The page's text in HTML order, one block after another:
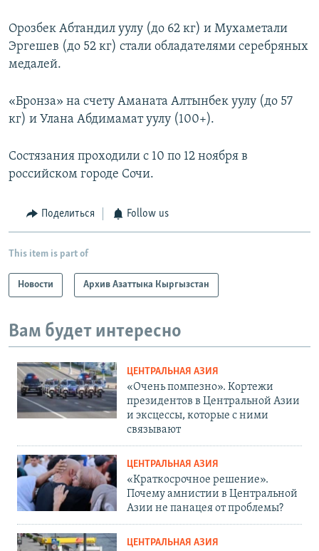
Орозбек Абтандил уулу (до 62 кг) и Мухаметали
Эргешев (до 52 кг) стали обладателями серебряных
медалей.
«Бронза» на счету Аманата Алтынбек уулу (до 57
кг) и Улана Абдимамат уулу (100+).
Состязания проходили с 10 по 12 ноября в
российском городе Сочи.
Поделиться Follow us
This item is part of
Новости Архив Азаттыка Кыргызстан
Вам будет интересно
ЦЕНТРАЛЬНАЯ АЗИЯ
«Очень помпезно». Кортежи
президентов в Центральной Азии
и эксцессы, которые с ними
связывают
ЦЕНТРАЛЬНАЯ АЗИЯ
«Краткосрочное решение».
Почему амнистии в Центральной
Азии не панацея от проблемы?
ЦЕНТРАЛЬНАЯ АЗИЯ